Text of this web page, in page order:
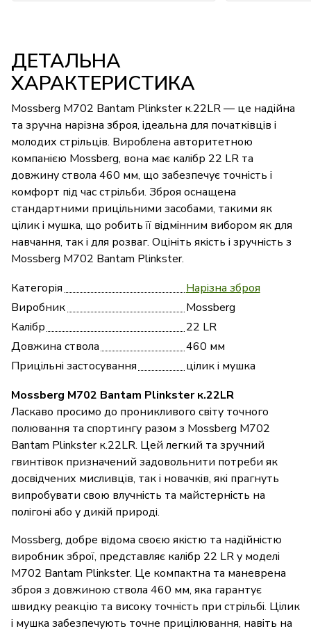
ДЕТАЛЬНА
ХАРАКТЕРИСТИКА
Mossberg M702 Bantam Plinkster к.22LR — це надійна
та зручна нарізна зброя, ідеальна для початківців і
молодих стрільців. Вироблена авторитетною
компанією Mossberg, вона має калібр 22 LR та
довжину ствола 460 мм, що забезпечує точність і
комфорт під час стрільби. Зброя оснащена
стандартними прицільними засобами, такими як
цілик і мушка, що робить її відмінним вибором як для
навчання, так і для розваг. Оцініть якість і зручність з
Mossberg M702 Bantam Plinkster.
Категорія
Нарізна зброя
Виробник
Mossberg
Калібр
22 LR
Довжина ствола
460 мм
Прицільні застосування
цілик і мушка
Mossberg M702 Bantam Plinkster к.22LR
Ласкаво просимо до проникливого світу точного
полювання та спортингу разом з Mossberg M702
Bantam Plinkster к.22LR. Цей легкий та зручний
гвинтівок призначений задовольнити потреби як
досвідчених мисливців, так і новачків, які прагнуть
випробувати свою влучність та майстерність на
полігоні або у дикій природі.
Mossberg, добре відома своєю якістю та надійністю
виробник зброї, представляє калібр 22 LR у моделі
M702 Bantam Plinkster. Це компактна та маневрена
зброя з довжиною ствола 460 мм, яка гарантує
швидку реакцію та високу точність при стрільбі. Цілик
і мушка забезпечують точне прицілювання, навіть на